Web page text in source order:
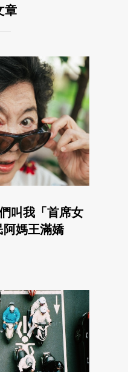
章
叫我「首席女
媽王滿嬌